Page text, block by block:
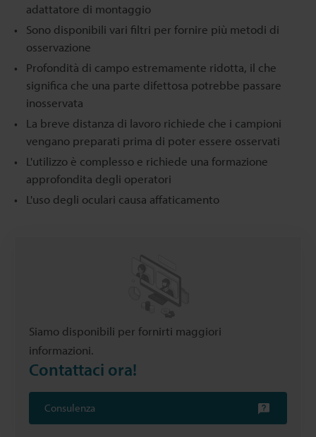
adattatore di montaggio
Sono disponibili vari filtri per fornire più metodi di
osservazione
Profondità di campo estremamente ridotta, il che
significa che una parte difettosa potrebbe passare
inosservata
La breve distanza di lavoro richiede che i campioni
vengano preparati prima di poter essere osservati
L'utilizzo è complesso e richiede una formazione
approfondita degli operatori
L'uso degli oculari causa affaticamento
Siamo disponibili per fornirti maggiori
informazioni.
Contattaci ora!
Consulenza